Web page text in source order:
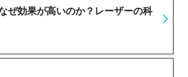
ぜ効果が高いのか？レーザーの科